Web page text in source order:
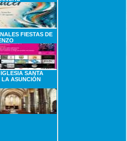
FIESTAS DE
SANTA
LA ASUNCIÓN